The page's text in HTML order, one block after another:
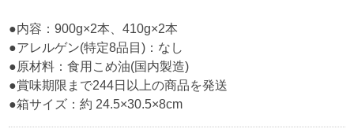
●内容：900g×2本、410g×2本
●アレルゲン(特定8品目)：なし
●原材料：食用こめ油(国内製造)
●賞味期限まで244日以上の商品を発送
●箱サイズ：約 24.5×30.5×8cm